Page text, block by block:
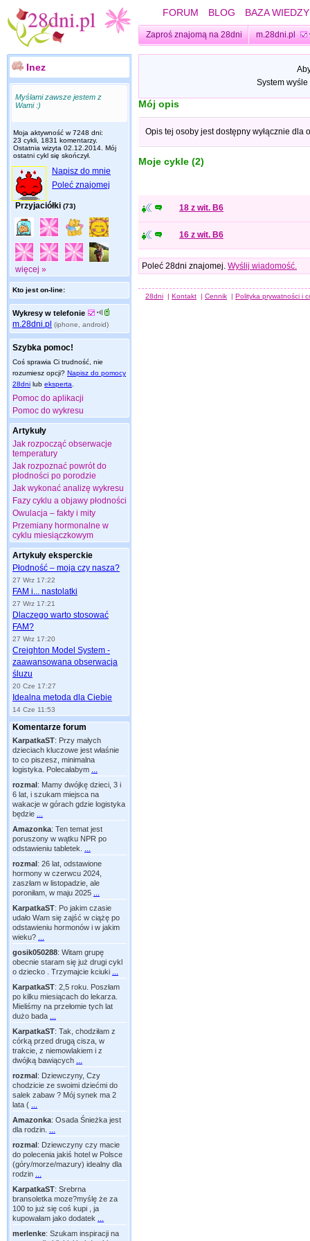
FORUM BLOG BAZA WIEDZY
Zaproś znajomą na 28dni m.28dni.pl
Inez
Myślami zawsze jestem z
Wami :)
Moja aktywność w 7248 dni:
23 cykli, 1831 komentarzy.
Ostatnia wizyta 02.12.2014 . Mój
ostatni cykl się skończył.
Napisz do mnie
Poleć znajomej
Przyjaciółki (73)
więcej »
Kto jest on-line:
Wykresy w telefonie
m.28dni.pl (iphone, android)
Szybka pomoc!
Coś sprawia Ci trudność, nie
rozumiesz opcji? Napisz do pomocy
28dni lub eksperta
Pomoc do aplikacji
Pomoc do wykresu
Artykuły
Jak rozpocząć obserwacje
temperatury
Jak rozpoznać powrót do
płodności po porodzie
Jak wykonać analizę wykresu
Fazy cyklu a objawy płodności
Owulacja – fakty i mity
Przemiany hormonalne w
cyklu miesiączkowym
Artykuły eksperckie
Płodność – moja czy nasza?
27 Wrz 17:22
FAM i... nastolatki
27 Wrz 17:21
Dlaczego warto stosować
FAM?
27 Wrz 17:20
Creighton Model System -
zaawansowana obserwacja
śluzu
20 Cze 17:27
Idealna metoda dla Ciebie
14 Cze 11:53
Komentarze forum
KarpatkaST: Przy małych
dzieciach kluczowe jest właśnie
to co piszesz, minimalna
logistyka. Polecałabym
rozmal: Mamy dwójkę dzieci, 3 i
6 lat, i szukam miejsca na
wakacje w górach gdzie logistyka
będzie
Amazonka: Ten temat jest
poruszony w wątku NPR po
odstawieniu tabletek.
rozmal: 26 lat, odstawione
hormony w czerwcu 2024,
zaszłam w listopadzie, ale
poroniłam, w maju 2025
KarpatkaST: Po jakim czasie
udało Wam się zajść w ciążę po
odstawieniu hormonów i w jakim
wieku?
gosik050288: Witam grupę
obecnie staram się już drugi cykl
o dziecko . Trzymajcie kciuki
KarpatkaST: 2,5 roku. Poszłam
po kilku miesiącach do lekarza.
Mieliśmy na przełomie tych lat
dużo bada
KarpatkaST: Tak, chodziłam z
córką przed drugą cisza, w
trakcie, z niemowlakiem i z
dwójką bawiących
rozmal: Dziewczyny, Czy
chodzicie ze swoimi dziećmi do
salek zabaw ? Mój synek ma 2
lata (
Amazonka: Osada Śnieżka jest
dla rodzin.
rozmal: Dziewczyny czy macie
do polecenia jakiś hotel w Polsce
(góry/morze/mazury) idealny dla
rodzin
KarpatkaST: Srebrna
bransoletka moze?myślę że za
100 to już się coś kupi , ja
kupowałam jako dodatek
merlenke: Szukam inspiracji na
System
Mój opis
Opis tej osoby jest dostępny wyłącznie dla
Moje cykle (2)
18 z wit. B6
16 z wit. B6
Poleć 28dni znajomej. Wyślij wiadomość.
28dni | Kontakt | Cennik | Polityka prywatności i